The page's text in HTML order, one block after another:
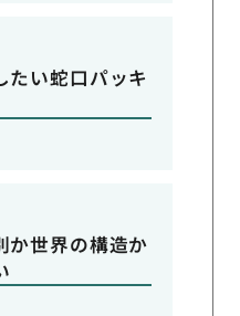
たい蛇口パッキ
か世界の構造か